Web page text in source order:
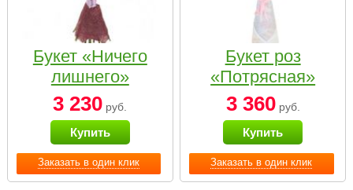
Заказать в один клик
Букет «Ничего
лишнего»
3 230 руб.
Купить
Заказать в один клик
Букет роз
«Потрясная»
3 360руб.
Купить